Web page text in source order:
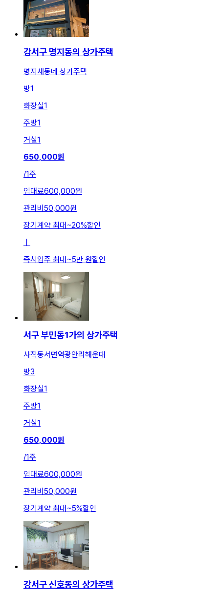
강서구 명지동의 상가주택
명지새동네 상가주택
방1
화장실1
주방1
거실1
650,000원
/1주
임대료600,000원
관리비 50,000원
장기계약 최대~20%할인
ㅣ
즉시입주 최대~5만 원할인
서구 부민동1가의 상가주택
사직동서면역광안리해운대
방3
화장실1
주방1
거실1
650,000원
/1주
임대료600,000원
관리비 50,000원
장기계약 최대~5%할인
강서구 신호동의 상가주택